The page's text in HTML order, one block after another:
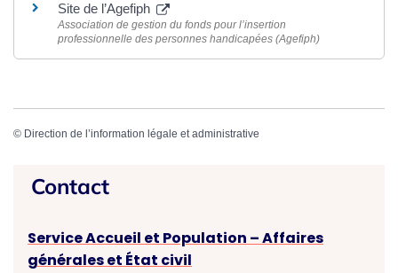
Site de l’Agefiph
Association de gestion du fonds pour l’insertion
professionnelle des personnes handicapées (Agefiph)
© Direction de l’information légale et administrative
Contact
Service Accueil et Population – Affaires
générales et État civil